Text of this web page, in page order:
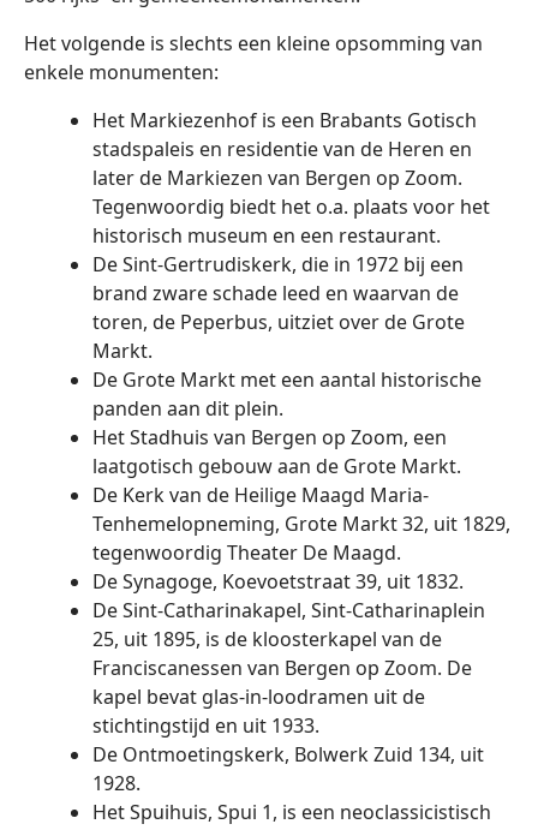
Het volgende is slechts een kleine opsomming van
enkele monumenten:
Het Markiezenhof is een Brabants Gotisch
stadspaleis en residentie van de Heren en
later de Markiezen van Bergen op Zoom.
Tegenwoordig biedt het o.a. plaats voor het
historisch museum en een restaurant.
De Sint-Gertrudiskerk, die in 1972 bij een
brand zware schade leed en waarvan de
toren, de Peperbus, uitziet over de Grote
Markt.
De Grote Markt met een aantal historische
panden aan dit plein.
Het Stadhuis van Bergen op Zoom, een
laatgotisch gebouw aan de Grote Markt.
De Kerk van de Heilige Maagd Maria-
Tenhemelopneming, Grote Markt 32, uit 1829,
tegenwoordig Theater De Maagd.
De Synagoge, Koevoetstraat 39, uit 1832.
De Sint-Catharinakapel, Sint-Catharinaplein
25, uit 1895, is de kloosterkapel van de
Franciscanessen van Bergen op Zoom. De
kapel bevat glas-in-loodramen uit de
stichtingstijd en uit 1933.
De Ontmoetingskerk, Bolwerk Zuid 134, uit
1928.
Het Spuihuis, Spui 1, is een neoclassicistisch